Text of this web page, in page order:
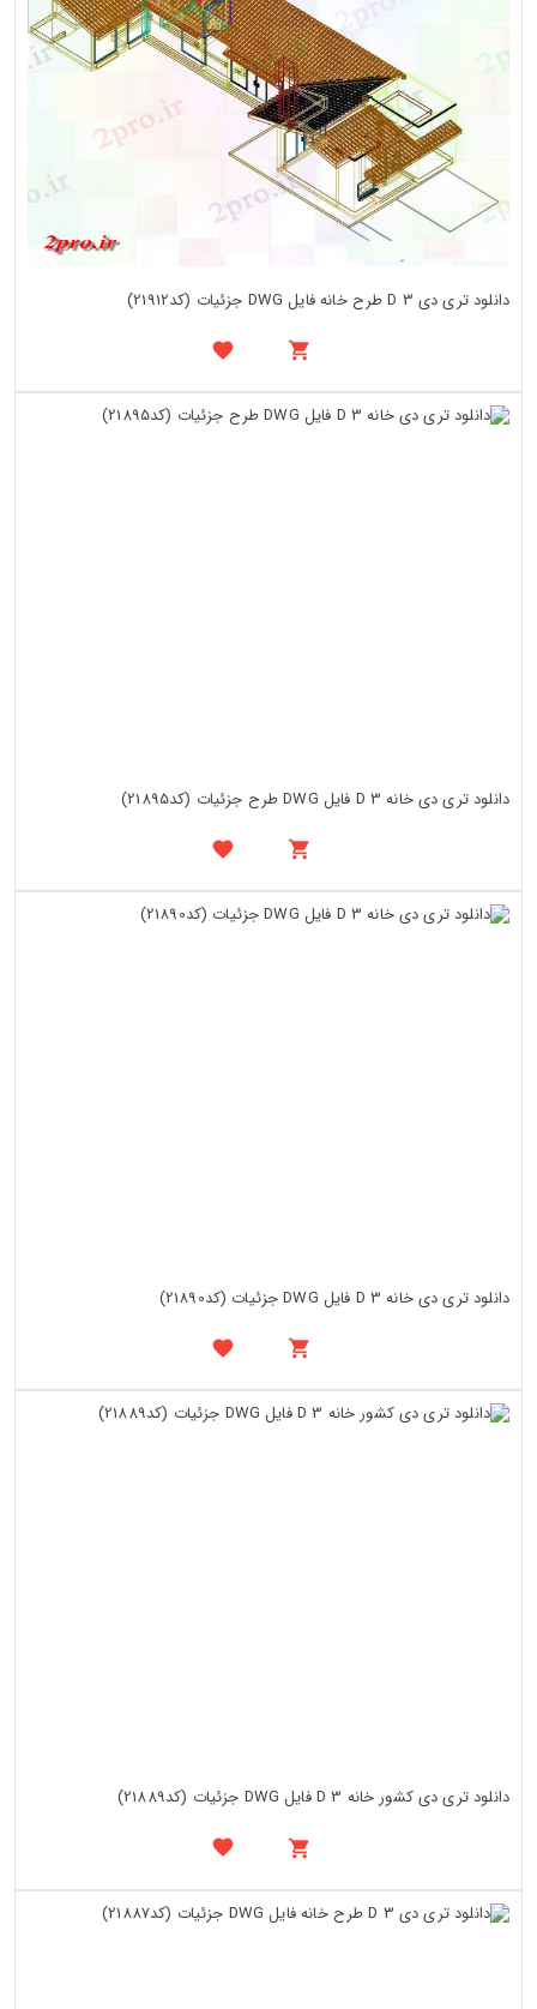
دانلود تری دی 3 D طرح خانه فایل DWG جزئیات (کد21912)
دانلود تری دی خانه 3 D فایل DWG طرح جزئیات (کد21895)
دانلود تری دی خانه 3 D فایل DWG جزئیات (کد21890)
دانلود تری دی کشور خانه 3 D فایل DWG جزئیات (کد21889)